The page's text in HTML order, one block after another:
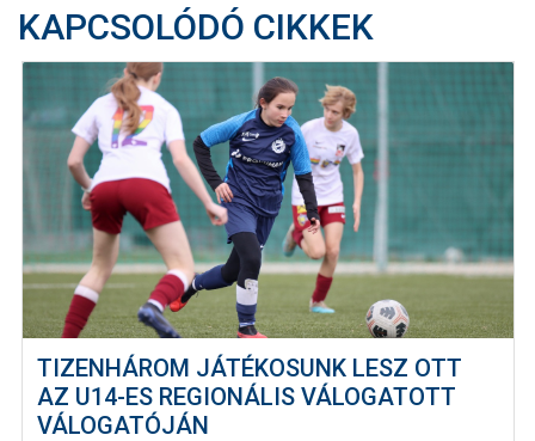
KAPCSOLÓDÓ CIKKEK
TIZENHÁROM JÁTÉKOSUNK LESZ OTT
AZ U14-ES REGIONÁLIS VÁLOGATOTT
VÁLOGATÓJÁN